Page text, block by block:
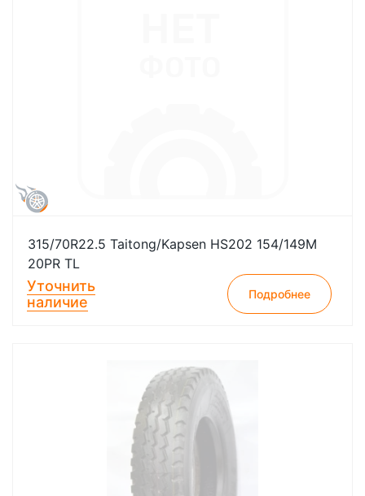
315/70R22.5 Taitong/Kapsen HS202 154/149M
20PR TL
Уточнить
наличие
Подробнее